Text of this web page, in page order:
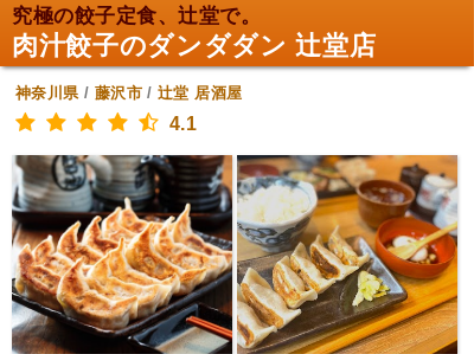
究極の餃子定食、辻堂で。
肉汁餃子のダンダダン 辻堂店
神奈川県/ 藤沢市/辻堂 居酒屋
4.1